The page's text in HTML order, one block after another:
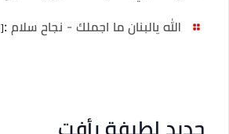
الله يالبنان ما اجملك - نجاح سلام :[ 6:09 دقيقة ]
جديد لطيفة رأفت